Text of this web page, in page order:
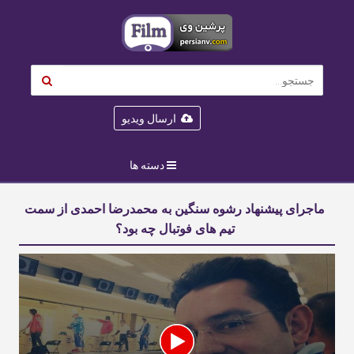
ارسال ویدیو
دسته ها
ماجرای پیشنهاد رشوه سنگین به محمدرضا احمدی از سمت
تیم های فوتبال چه بود؟